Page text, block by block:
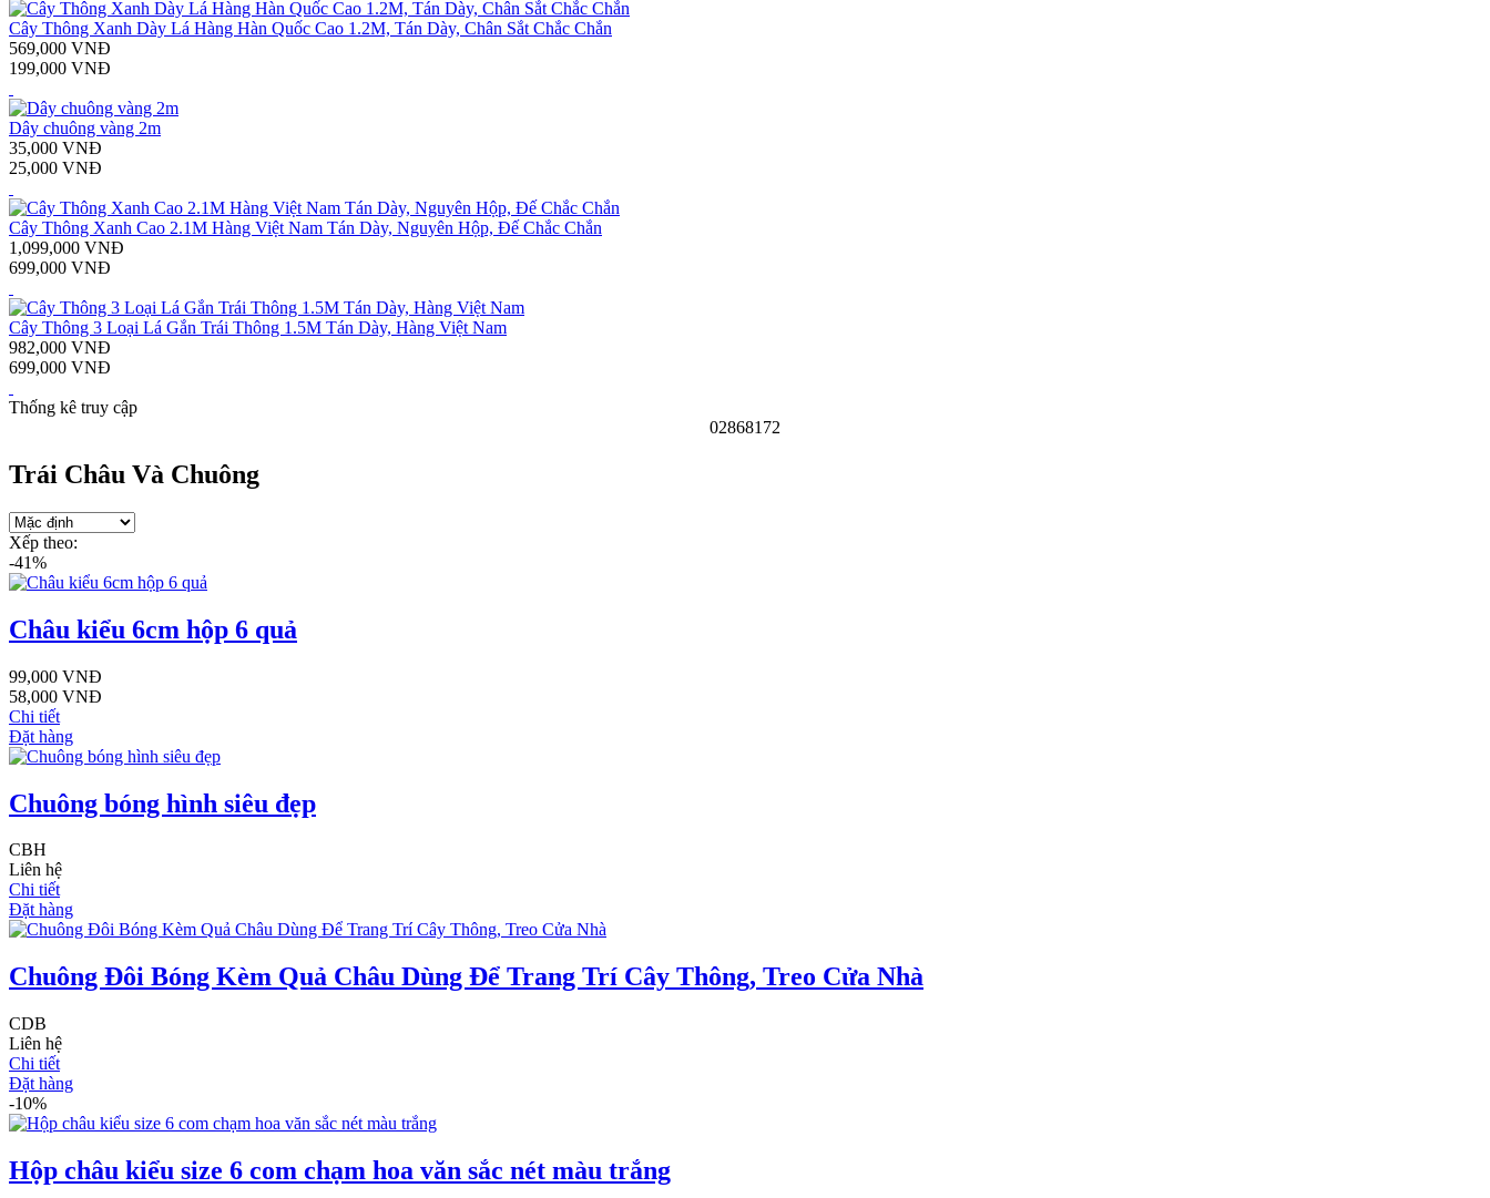
Cây Thông Xanh Dày Lá Hàng Hàn Quốc Cao 1.2M, Tán Dày, Chân Sắt Chắc Chắn
569,000 VNĐ
199,000 VNĐ
Dây chuông vàng 2m
35,000 VNĐ
25,000 VNĐ
Cây Thông Xanh Cao 2.1M Hàng Việt Nam Tán Dày, Nguyên Hộp, Đế Chắc Chắn
1,099,000 VNĐ
699,000 VNĐ
Cây Thông 3 Loại Lá Gắn Trái Thông 1.5M Tán Dày, Hàng Việt Nam
982,000 VNĐ
699,000 VNĐ
Thống kê truy cập
02868172
Trái Châu Và Chuông
Xếp theo:
-41%
Châu kiểu 6cm hộp 6 quả
99,000 VNĐ
58,000 VNĐ
Chi tiết
Đặt hàng
Chuông bóng hình siêu đẹp
CBH
Liên hệ
Chi tiết
Đặt hàng
Chuông Đôi Bóng Kèm Quả Châu Dùng Để Trang Trí Cây Thông, Treo Cửa Nhà
CDB
Liên hệ
Chi tiết
Đặt hàng
-10%
Hộp châu kiểu size 6 com chạm hoa văn sắc nét màu trắng